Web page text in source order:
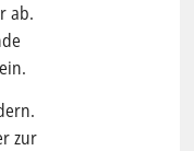
ab.
zur